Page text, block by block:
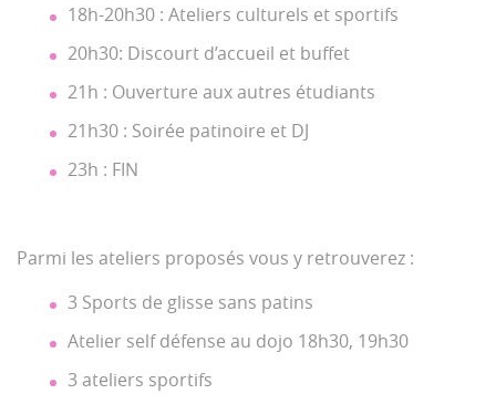
18h-20h30 : Ateliers culturels et sportifs
20h30: Discourt d’accueil et buffet
21h : Ouverture aux autres étudiants
21h30 : Soirée patinoire et DJ
23h : FIN
Parmi les ateliers proposés vous y retrouverez :
3 Sports de glisse sans patins
Atelier self défense au dojo 18h30, 19h30
3 ateliers sportifs